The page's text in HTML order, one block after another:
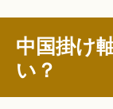
中国掛け
い？